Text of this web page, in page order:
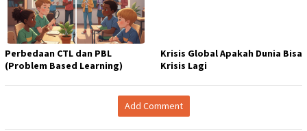
Perbedaan CTL dan PBL
(Problem Based Learning)
Krisis Global Apakah Dunia Bisa
Krisis Lagi
Add Comment